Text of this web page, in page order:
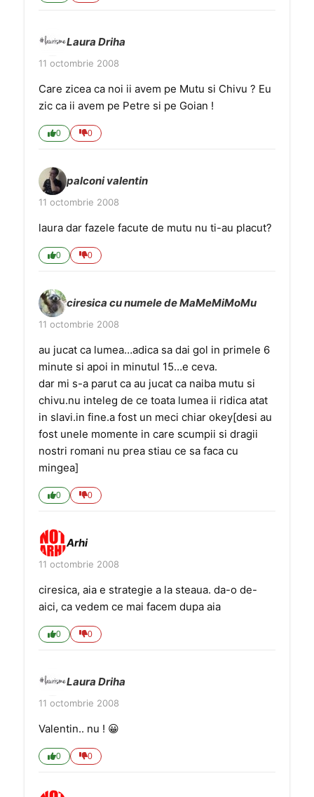
Laura Driha
11 octombrie 2008
Care zicea ca noi ii avem pe Mutu si Chivu ? Eu
zic ca ii avem pe Petre si pe Goian !
0 0
palconi valentin
11 octombrie 2008
laura dar fazele facute de mutu nu ti-au placut?
0 0
ciresica cu numele de MaMeMiMoMu
11 octombrie 2008
au jucat ca lumea…adica sa dai gol in primele 6
minute si apoi in minutul 15…e ceva.
dar mi s-a parut ca au jucat ca naiba mutu si
chivu.nu inteleg de ce toata lumea ii ridica atat
in slavi.in fine.a fost un meci chiar okey[desi au
fost unele momente in care scumpii si dragii
nostri romani nu prea stiau ce sa faca cu
mingea]
0 0
Arhi
11 octombrie 2008
ciresica, aia e strategie a la steaua. da-o de-
aici, ca vedem ce mai facem dupa aia
0 0
Laura Driha
11 octombrie 2008
Valentin.. nu ! 😀
0 0